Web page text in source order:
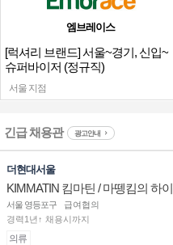
엠브레이스
[럭셔리 브랜드] 서울~경기, 신입~
슈퍼바이저 (정규직)
서울 지점
긴급 채용관 광고안내
더현대서울
KIMMATIN 킴마틴 / 마뗑킴의 하
서울 영등포구
급여협의
경력1년↑ 채용시까지
의류